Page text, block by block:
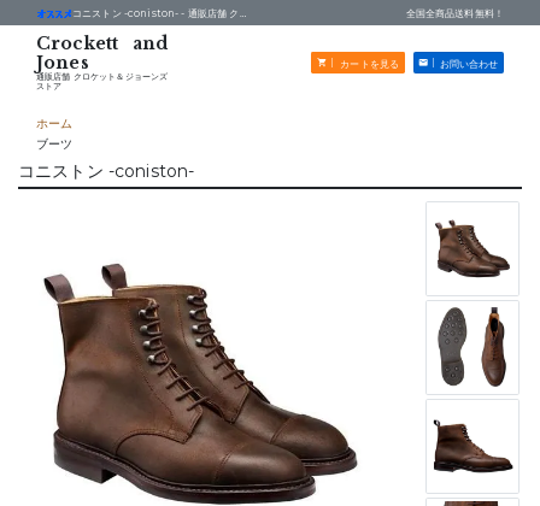
通販店舗 クロケット＆ジョーンズ
ストア
カートを見る お問い合わせ
コニストン -coniston- - 通販店舗 クロケット＆ジョーンズストア 全国全商品送料無料！
ホーム
ブーツ
コニストン -coniston-